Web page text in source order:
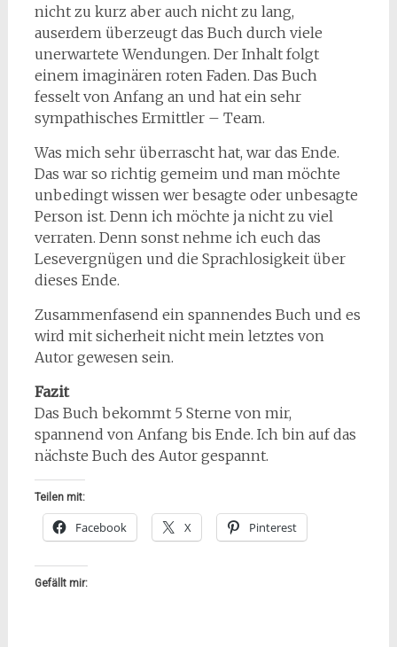
nicht zu kurz aber auch nicht zu lang,
auserdem überzeugt das Buch durch viele
unerwartete Wendungen. Der Inhalt folgt
einem imaginären roten Faden. Das Buch
fesselt von Anfang an und hat ein sehr
sympathisches Ermittler – Team.
Was mich sehr überrascht hat, war das Ende.
Das war so richtig gemeim und man möchte
unbedingt wissen wer besagte oder unbesagte
Person ist. Denn ich möchte ja nicht zu viel
verraten. Denn sonst nehme ich euch das
Lesevergnügen und die Sprachlosigkeit über
dieses Ende.
Zusammenfasend ein spannendes Buch und es
wird mit sicherheit nicht mein letztes von
Autor gewesen sein.
Fazit
Das Buch bekommt 5 Sterne von mir,
spannend von Anfang bis Ende. Ich bin auf das
nächste Buch des Autor gespannt.
Teilen mit:
Facebook X Pinterest
Gefällt mir: